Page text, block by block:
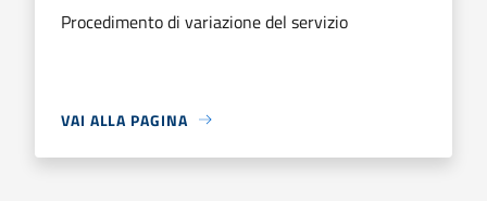
Procedimento di variazione del servizio
VAI ALLA PAGINA